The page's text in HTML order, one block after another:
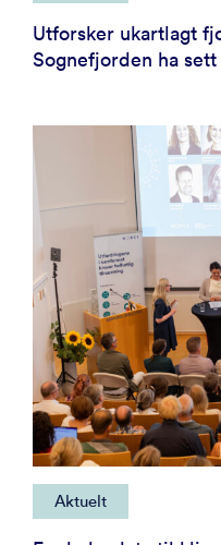
Utforsker ukartlagt
Sognefjorden ha
Aktuelt